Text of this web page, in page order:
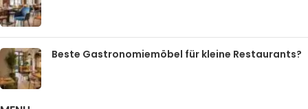
Beste Gastronomiemöbel für kleine Restaurants?